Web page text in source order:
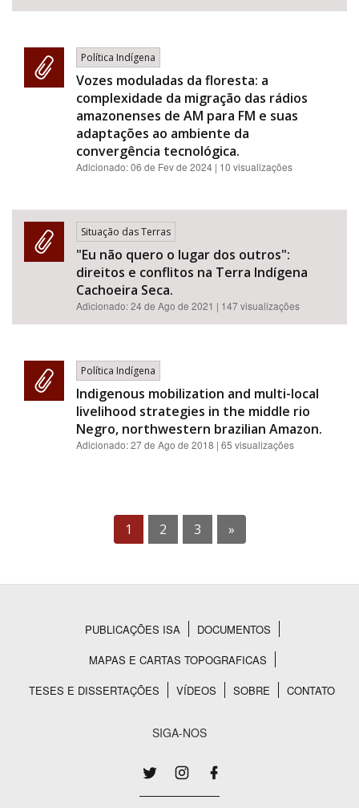
Política Indígena
Vozes moduladas da floresta: a
complexidade da migração das rádios
amazonenses de AM para FM e suas
adaptações ao ambiente da
convergência tecnológica.
Adicionado:06 de Fev de 2024 | 10 visualizações
Situação das Terras
"Eu não quero o lugar dos outros":
direitos e conflitos na Terra Indígena
Cachoeira Seca.
Adicionado:24 de Ago de 2021 | 147 visualizações
Política Indígena
Indigenous mobilization and multi-local
livelihood strategies in the middle rio
Negro, northwestern brazilian Amazon.
Adicionado:27 de Ago de 2018 | 65 visualizações
1 2 3 »
Rodapé
PUBLICAÇÕES ISA
DOCUMENTOS
MAPAS E CARTAS TOPOGRAFICAS
TESES E DISSERTAÇÕES
VÍDEOS SOBRE CONTATO
SIGA-NOS